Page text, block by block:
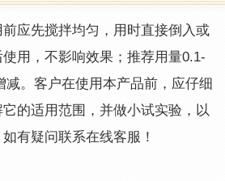
应先搅拌均匀，用时直接倒入或
用，不影响效果；推荐用量0.1-
减。客户在使用本产品前，应仔细
的适用范围，并做小试实验，以
有疑问联系在线客服！